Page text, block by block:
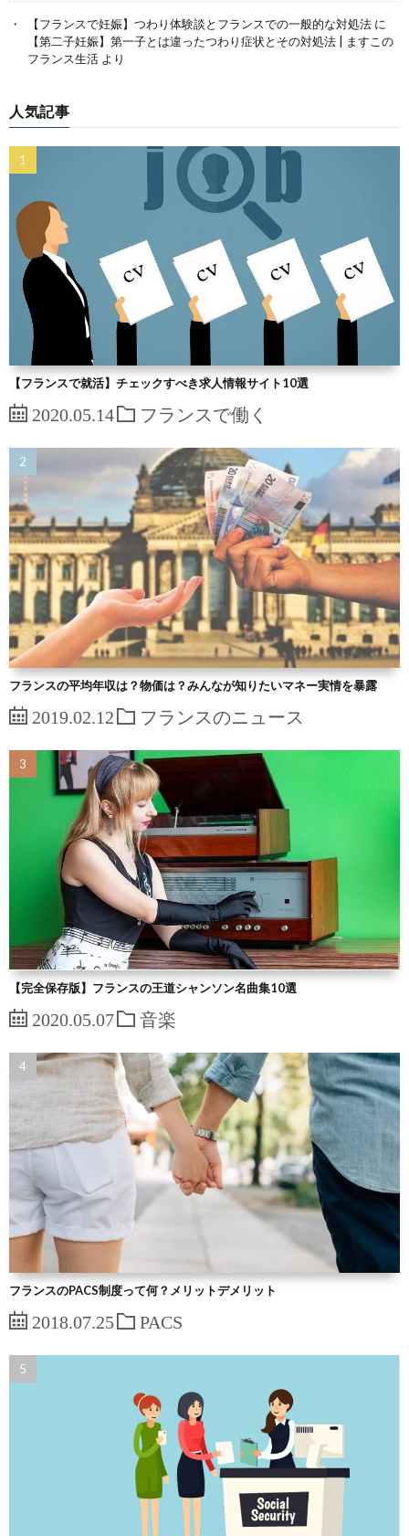
【フランスで妊娠】つわり体験談とフランスでの一般的な対処法 に
【第二子妊娠】第一子とは違ったつわり症状とその対処法 | ますこの
フランス生活 より
人気記事
【フランスで就活】チェックすべき求人情報サイト10選
2020.05.14 フランスで働く
フランスの平均年収は？物価は？みんなが知りたいマネー実情を暴露
2019.02.12 フランスのニュース
【完全保存版】フランスの王道シャンソン名曲集10選
2020.05.07 音楽
フランスのPACS制度って何？メリットデメリット
2018.07.25 PACS